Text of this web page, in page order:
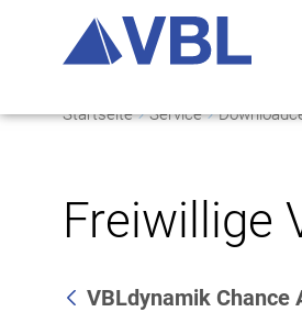
Startseite Service
Freiwillige
VBLdynamik Chance